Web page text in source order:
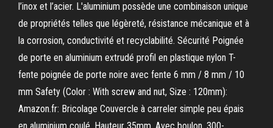
l’inox et l’acier. L'aluminium possède une combinaison unique
de propriétés telles que légèreté, résistance mécanique et à
la corrosion, conductivité et recyclabilité. Sécurité Poignée
de porte en aluminium extrudé profil en plastique nylon T-
fente poignée de porte noire avec fente 6 mm / 8 mm / 10
mm Safety (Color : With screw and nut, Size : 120mm):
Amazon.fr: Bricolage Couvercle à carreler simple peu épais